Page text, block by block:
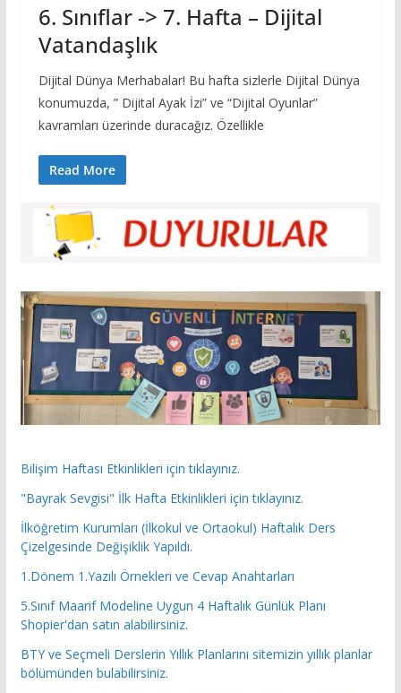
6. Sınıflar -> 7. Hafta – Dijital
Vatandaşlık
Dijital Dünya Merhabalar! Bu hafta sizlerle Dijital Dünya
konumuzda, ” Dijital Ayak İzi” ve “Dijital Oyunlar”
kavramları üzerinde duracağız. Özellikle
Read More
Bilişim Haftası Etkinlikleri için tıklayınız.
"Bayrak Sevgisi" İlk Hafta Etkinlikleri için tıklayınız.
İlköğretim Kurumları (İlkokul ve Ortaokul) Haftalık Ders
Çizelgesinde Değişiklik Yapıldı.
1.Dönem 1.Yazılı Örnekleri ve Cevap Anahtarları
5.Sınıf Maarif Modeline Uygun 4 Haftalık Günlük Planı
Shopier'dan satın alabilirsiniz.
BTY ve Seçmeli Derslerin Yıllık Planlarını sitemizin yıllık planlar
bölümünden bulabilirsiniz.